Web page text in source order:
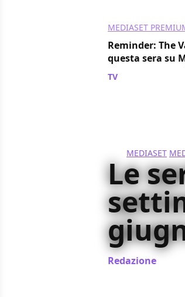
MEDIASET
Reminder: The
questa sera su
TV
MEDIASET
Le
Redazione